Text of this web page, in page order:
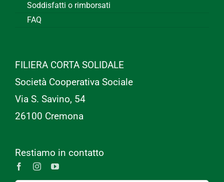
Soddisfatti o rimborsati
FAQ
FILIERA CORTA SOLIDALE
Società Cooperativa Sociale
Via S. Savino, 54
26100 Cremona
Restiamo in contatto